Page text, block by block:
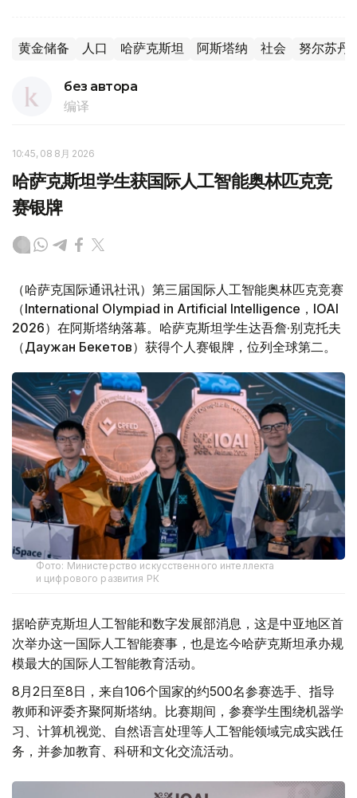
黄金储备 人口 哈萨克斯坦 阿斯塔纳 社会 努尔苏丹
без автора
编译
10:45, 08 8月 2026
哈萨克斯坦学生获国际人工智能奥林匹克竞
赛银牌
（哈萨克国际通讯社讯）第三届国际人工智能奥林匹克竞赛
（International Olympiad in Artificial Intelligence，IOAI
2026）在阿斯塔纳落幕。哈萨克斯坦学生达吾詹·别克托夫
（Даужан Бекетов）获得个人赛银牌，位列全球第二。
Фото: Министерство искусственного интеллекта
и цифрового развития РК
据哈萨克斯坦人工智能和数字发展部消息，这是中亚地区首
次举办这一国际人工智能赛事，也是迄今哈萨克斯坦承办规
模最大的国际人工智能教育活动。
8月2日至8日，来自106个国家的约500名参赛选手、指导
教师和评委齐聚阿斯塔纳。比赛期间，参赛学生围绕机器学
习、计算机视觉、自然语言处理等人工智能领域完成实践任
务，并参加教育、科研和文化交流活动。